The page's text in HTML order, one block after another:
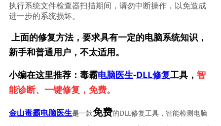
执行系统文件检查器扫描期间，请勿中断操作，以免造成
进一步的系统损坏。
上面的修复方法，要求具有一定的电脑系统知识，
新手和普通用户，不太适用。
小编在这里推荐：毒霸电脑医生-DLL修复工具， 智
能诊断、一键修复，免费。
金山毒霸电脑医生是一款免费的DLL修复工具，智能检测电脑